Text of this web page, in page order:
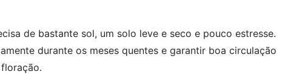
de bastante sol, um solo leve e seco e pouco estresse.
durante os meses quentes e garantir boa circulação